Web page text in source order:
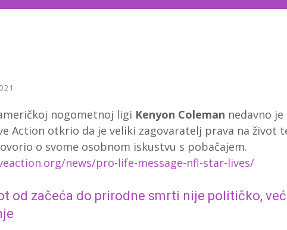
nogometnoj ligi Kenyon Coleman nedavno je
Action otkrio da je veliki zagovaratelj prava na život
o svome osobnom iskustvu s pobačajem.
news/pro-life-message-nfl-star-lives/
od začeća do prirodne smrti nije političko, već